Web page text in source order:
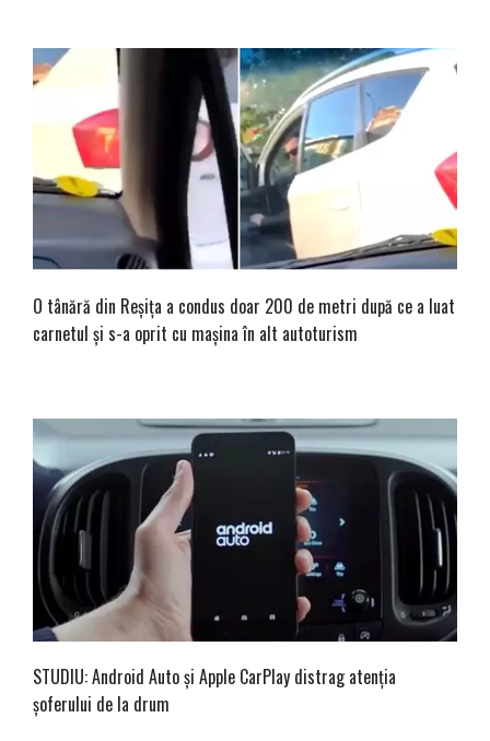
O tânără din Reșița a condus doar 200 de metri după ce a luat
carnetul și s-a oprit cu mașina în alt autoturism
STUDIU: Android Auto și Apple CarPlay distrag atenția
șoferului de la drum